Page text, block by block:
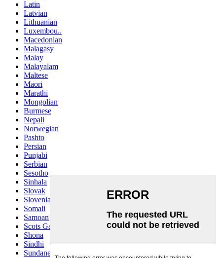
Latin
Latvian
Lithuanian
Luxembou..
Macedonian
Malagasy
Malay
Malayalam
Maltese
Maori
Marathi
Mongolian
Burmese
Nepali
Norwegian
Pashto
Persian
Punjabi
Serbian
Sesotho
Sinhala
Slovak
Slovenian
Somali
Samoan
Scots Gaelic
Shona
Sindhi
Sundanese